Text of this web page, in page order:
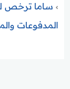
ساما ترخص
المدفوعات